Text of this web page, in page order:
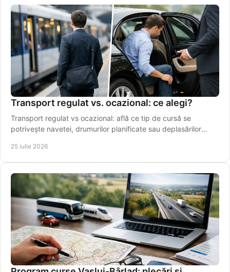
Transport regulat vs. ocazional: ce alegi?
Transport regulat vs ocazional: află ce tip de cursă se
potrivește navetei, drumurilor planificate sau deplasărilor
25 iulie 2026